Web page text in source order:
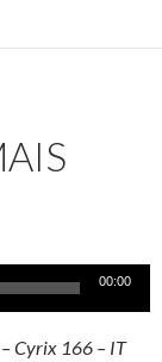
00:00
Cyrix 166 – IT